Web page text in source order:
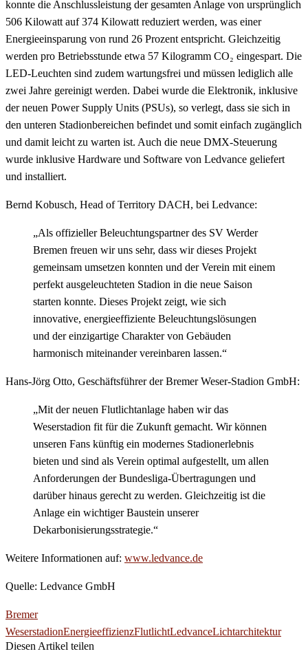
konnte die Anschlussleistung der gesamten Anlage von ursprünglich
506 Kilowatt auf 374 Kilowatt reduziert werden, was einer
Energieeinsparung von rund 26 Prozent entspricht. Gleichzeitig
werden pro Betriebsstunde etwa 57 Kilogramm CO₂ eingespart. Die
LED-Leuchten sind zudem wartungsfrei und müssen lediglich alle
zwei Jahre gereinigt werden. Dabei wurde die Elektronik, inklusive
der neuen Power Supply Units (PSUs), so verlegt, dass sie sich in
den unteren Stadionbereichen befindet und somit einfach zugänglich
und damit leicht zu warten ist. Auch die neue DMX-Steuerung
wurde inklusive Hardware und Software von Ledvance geliefert
und installiert.
Bernd Kobusch, Head of Territory DACH, bei Ledvance:
„Als offizieller Beleuchtungspartner des SV Werder
Bremen freuen wir uns sehr, dass wir dieses Projekt
gemeinsam umsetzen konnten und der Verein mit einem
perfekt ausgeleuchteten Stadion in die neue Saison
starten konnte. Dieses Projekt zeigt, wie sich
innovative, energieeffiziente Beleuchtungslösungen
und der einzigartige Charakter von Gebäuden
harmonisch miteinander vereinbaren lassen.“
Hans-Jörg Otto, Geschäftsführer der Bremer Weser-Stadion GmbH:
„Mit der neuen Flutlichtanlage haben wir das
Weserstadion fit für die Zukunft gemacht. Wir können
unseren Fans künftig ein modernes Stadionerlebnis
bieten und sind als Verein optimal aufgestellt, um allen
Anforderungen der Bundesliga-Übertragungen und
darüber hinaus gerecht zu werden. Gleichzeitig ist die
Anlage ein wichtiger Baustein unserer
Dekarbonisierungsstrategie.“
Weitere Informationen auf: www.ledvance.de
Quelle: Ledvance GmbH
Bremer
WeserstadionEnergieeffizienzFlutlichtLedvanceLichtarchitektur
Diesen Artikel teilen